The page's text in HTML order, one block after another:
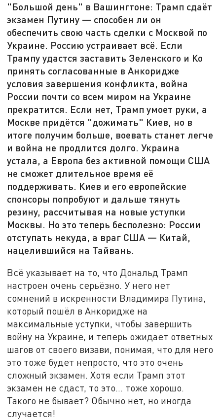
"Большой день" в Вашингтоне: Трамп сдаёт
экзамен Путину — способен ли он
обеспечить свою часть сделки с Москвой по
Украине. Россию устраивает всё. Если
Трампу удастся заставить Зеленского и Ко
принять согласованные в Анкоридже
условия завершения конфликта, война
России почти со всем миром на Украине
прекратится. Если нет, Трамп умоет руки, а
Москве придётся "дожимать" Киев, но в
итоге получим больше, воевать станет легче
и война не продлится долго. Украина
устала, а Европа без активной помощи США
не сможет длительное время её
поддерживать. Киев и его европейские
спонсоры попробуют и дальше тянуть
резину, рассчитывая на новые уступки
Москвы. Но это теперь бесполезно: России
отступать некуда, а враг США — Китай,
нацелившийся на Тайвань.
Всё указывает на то, что Дональд Трамп
настроен очень серьёзно. У него нет
сомнений в искренности Владимира Путина,
который пошёл в Анкоридже на
максимальные уступки, чтобы завершить
войну на Украине, и теперь ожидает ответных
шагов от своего визави, понимая, что для него
это тоже будет непросто, что это очень
сложный экзамен. Хотя если Трамп этот
экзамен не сдаст, то это… тоже хорошо.
Такого не бывает? Обычно нет, но иногда
случается!